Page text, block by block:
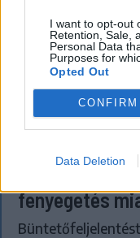
I want to opt-out
Retention, Sale,
Personal Data
Purposes for
Opted Out
CONFIRM
Data Deletion
KRÓNIKA
a romániai
fenyegetés